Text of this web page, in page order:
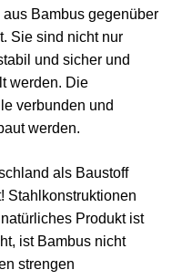
Bambus gegenüber
Sie sind nicht nur
und sicher und
werden. Die
verbunden und
werden.
als Baustoff
Stahlkonstruktionen
Produkt ist
ist Bambus nicht
strengen